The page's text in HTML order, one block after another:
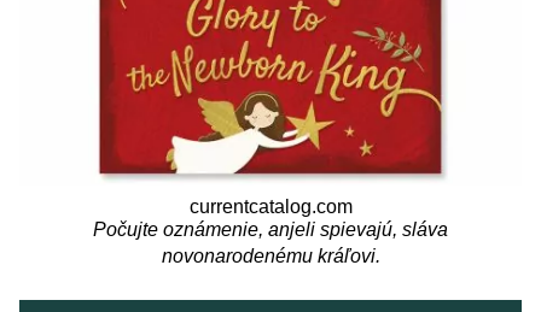
currentcatalog.com
Počujte oznámenie, anjeli spievajú, sláva
novonarodenému kráľovi.